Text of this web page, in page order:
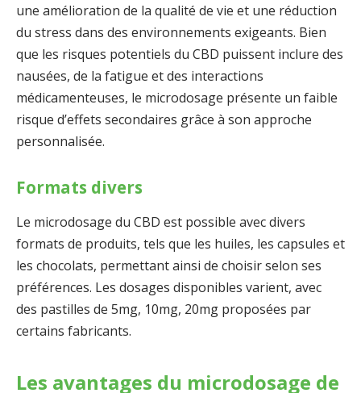
une amélioration de la qualité de vie et une réduction
du stress dans des environnements exigeants. Bien
que les risques potentiels du CBD puissent inclure des
nausées, de la fatigue et des interactions
médicamenteuses, le microdosage présente un faible
risque d’effets secondaires grâce à son approche
personnalisée.
Formats divers
Le microdosage du CBD est possible avec divers
formats de produits, tels que les huiles, les capsules et
les chocolats, permettant ainsi de choisir selon ses
préférences. Les dosages disponibles varient, avec
des pastilles de 5mg, 10mg, 20mg proposées par
certains fabricants.
Les avantages du microdosage de